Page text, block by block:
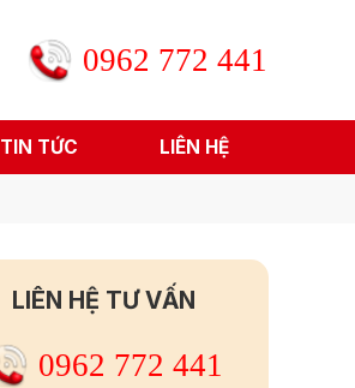
0962 772 441
TIN TỨC LIÊN HỆ
LIÊN HỆ TƯ VẤN
0962 772 441